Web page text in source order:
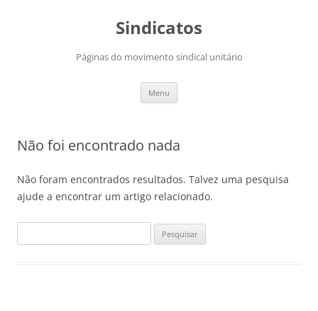
Sindicatos
Páginas do movimento sindical unitário
Menu
Não foi encontrado nada
Não foram encontrados resultados. Talvez uma pesquisa
ajude a encontrar um artigo relacionado.
por: